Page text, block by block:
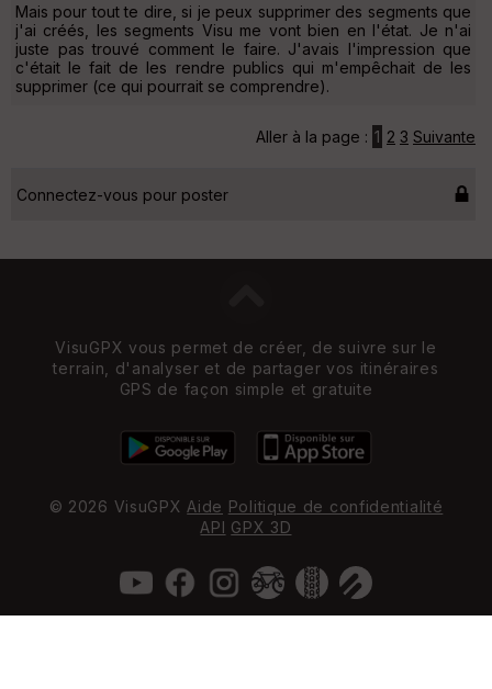
Mais pour tout te dire, si je peux supprimer des segments que
j'ai créés, les segments Visu me vont bien en l'état. Je n'ai
juste pas trouvé comment le faire. J'avais l'impression que
c'était le fait de les rendre publics qui m'empêchait de les
supprimer (ce qui pourrait se comprendre).
Aller à la page : 1 2 3 Suivante
Connectez-vous pour poster
VisuGPX vous permet de créer, de suivre sur le
terrain, d'analyser et de partager vos itinéraires
GPS de façon simple et gratuite
© 2026 VisuGPX Aide Politique de confidentialité
API GPX 3D